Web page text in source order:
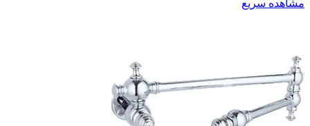
مشاهده سریع